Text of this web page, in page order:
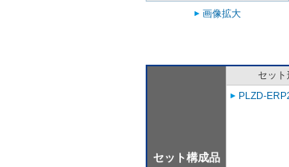
画像拡大
セット構成品
セット
PLZD-